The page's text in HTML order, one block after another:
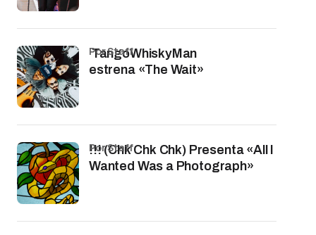
TangoWhiskyMan
estrena «The Wait»
por Staff
!!! (Chk Chk Chk) Presenta «All I
Wanted Was a Photograph»
por Staff